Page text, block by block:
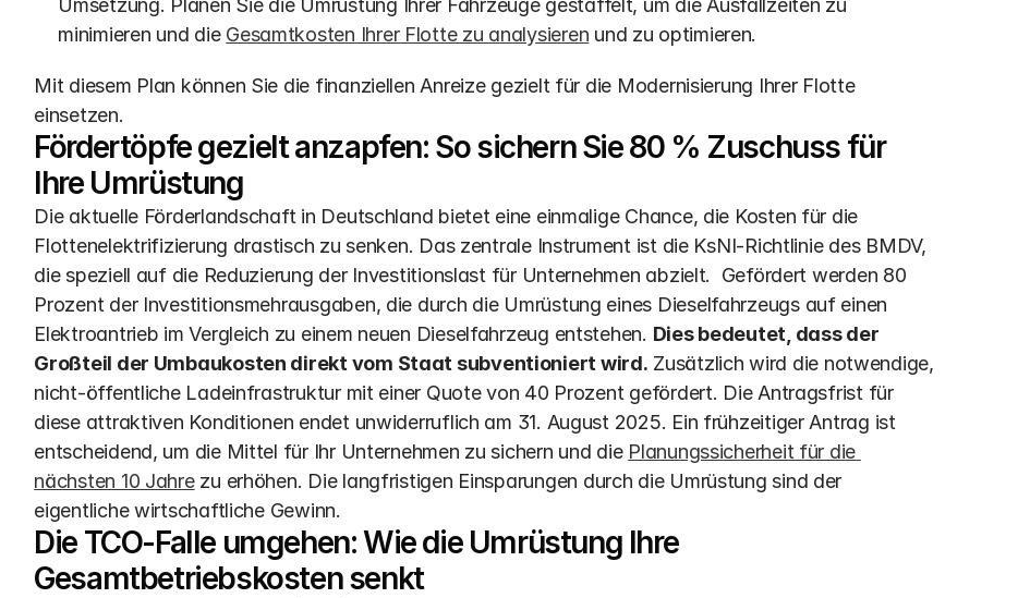
Umsetzung. Planen Sie die Umrüstung Ihrer Fahrzeuge gestaffelt, um die Ausfallzeiten zu
minimieren und die Gesamtkosten Ihrer Flotte zu analysieren und zu optimieren.
Mit diesem Plan können Sie die finanziellen Anreize gezielt für die Modernisierung Ihrer Flotte
einsetzen.
Fördertöpfe gezielt anzapfen: So sichern Sie 80 % Zuschuss für
Ihre Umrüstung
Die aktuelle Förderlandschaft in Deutschland bietet eine einmalige Chance, die Kosten für die
Flottenelektrifizierung drastisch zu senken. Das zentrale Instrument ist die KsNI-Richtlinie des BMDV,
die speziell auf die Reduzierung der Investitionslast für Unternehmen abzielt.  Gefördert werden 80
Prozent der Investitionsmehrausgaben, die durch die Umrüstung eines Dieselfahrzeugs auf einen
Elektroantrieb im Vergleich zu einem neuen Dieselfahrzeug entstehen. Dies bedeutet, dass der
Großteil der Umbaukosten direkt vom Staat subventioniert wird. Zusätzlich wird die notwendige,
nicht-öffentliche Ladeinfrastruktur mit einer Quote von 40 Prozent gefördert. Die Antragsfrist für
diese attraktiven Konditionen endet unwiderruflich am 31. August 2025. Ein frühzeitiger Antrag ist
entscheidend, um die Mittel für Ihr Unternehmen zu sichern und die Planungssicherheit für die
nächsten 10 Jahre zu erhöhen. Die langfristigen Einsparungen durch die Umrüstung sind der
eigentliche wirtschaftliche Gewinn.
Die TCO-Falle umgehen: Wie die Umrüstung Ihre
Gesamtbetriebskosten senkt